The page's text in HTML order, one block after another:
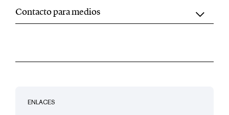
Contacto para medios
ENLACES